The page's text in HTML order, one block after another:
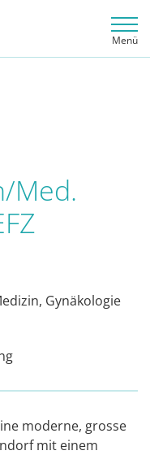
Menü
Med.
Gynäkologie
moderne, grosse
mit einem